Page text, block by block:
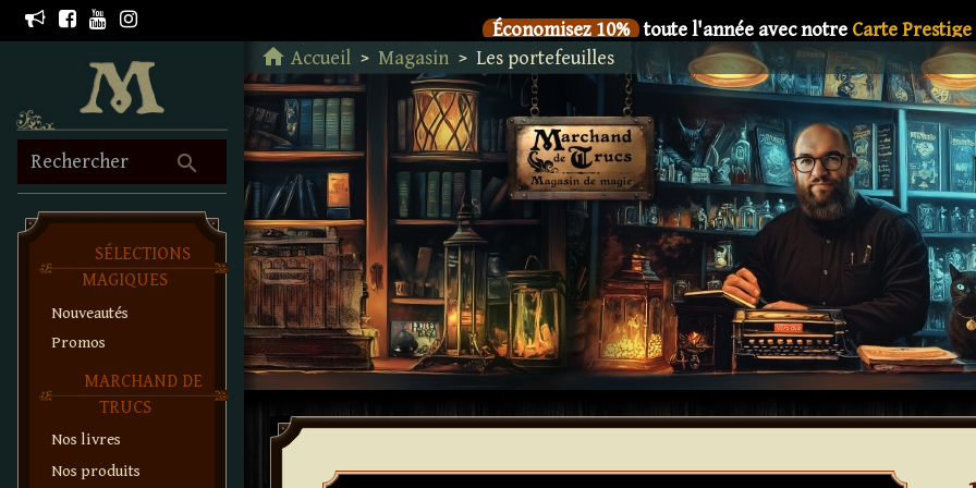
Économisez 10% toute l'année avec notre Carte Prestige
SIX Le nouveau livre deDani DaOrtiz en précommande
Économisez 10%
toute l'année avec notreCarte Prestige
SIX Le nouveau livre deDani DaOrtiz en précommande
Économisez 10% toute l'année avec notreCarte Prestige
SIX Le nouveau livre deDani DaOrtiz en précommande
Économisez 10%
toute l'année avec notre Carte Prestige
SIX Le nouveau livre deDani DaOrtiz en précommande
Économisez 10% toute l'année avec notreCarte Prestige
SIX Le nouveau livre deDani DaOrtiz en précommande
search
Rechercher
SÉLECTIONS
MAGIQUES
Nouveautés
Promos
MARCHAND DE
TRUCS
Nos livres
Nos produits
home Accueil Magasin Les portefeuilles
Retour à l'accueil